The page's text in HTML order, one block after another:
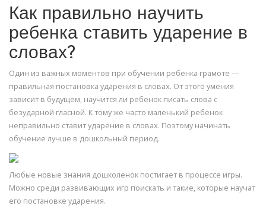
Как правильно научить
ребенка ставить ударение в
словах?
Один из важных моментов при обучении ребенка грамоте —
правильная постановка ударения в словах. От этого умения
зависит в будущем, научится ли ребенок писать слова с
безударной гласной. К тому же часто маленький ребенок
неправильно ставит ударение в словах. Поэтому начинать
обучение лучше в дошкольный период.
Любые новые знания дошколенок постигает в процессе игры.
Можно среди развивающих игр поискать и такие, которые научат
его постановке ударения.